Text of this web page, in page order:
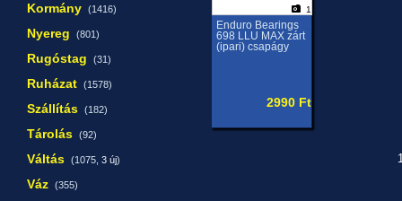
Kormány (1416)
Nyereg (801)
Rugóstag (31)
Ruházat (1578)
Szállítás (182)
Tárolás (92)
Váltás (1075, 3 új)
Váz (355)
1
Enduro Bearings
698 LLU MAX zárt
(ipari) csapágy
2990 Ft